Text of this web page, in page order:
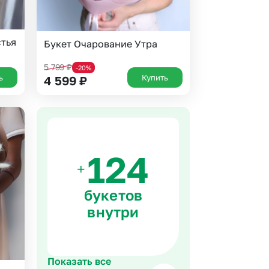
Букет Очарование Утра
5 799₽ -20%
4 599 ₽ Купить
+
букетов
внутри
Показать все